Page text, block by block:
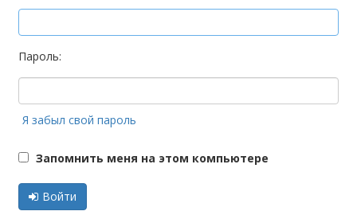
Пароль:
Я забыл свой пароль
Запомнить меня на этом компьютере
Войти